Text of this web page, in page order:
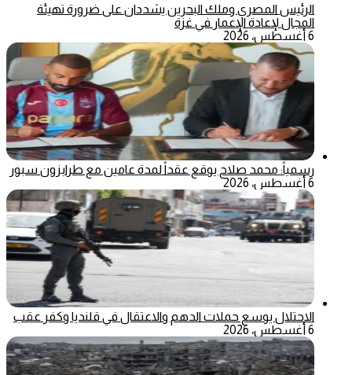
الرئيس المصري وملك البحرين يشددان على ضرورة تهيئة
المجال لإعادة الإعمار في غزة
6 أغسطس، 2026
رسمياً: محمد صلاح يوقع عقداً لمدة عامين مع طرابزون سبور
6 أغسطس، 2026
الاحتلال يوسع حملات الدهم والاعتقال في قلنديا وكفر عقب
6 أغسطس، 2026